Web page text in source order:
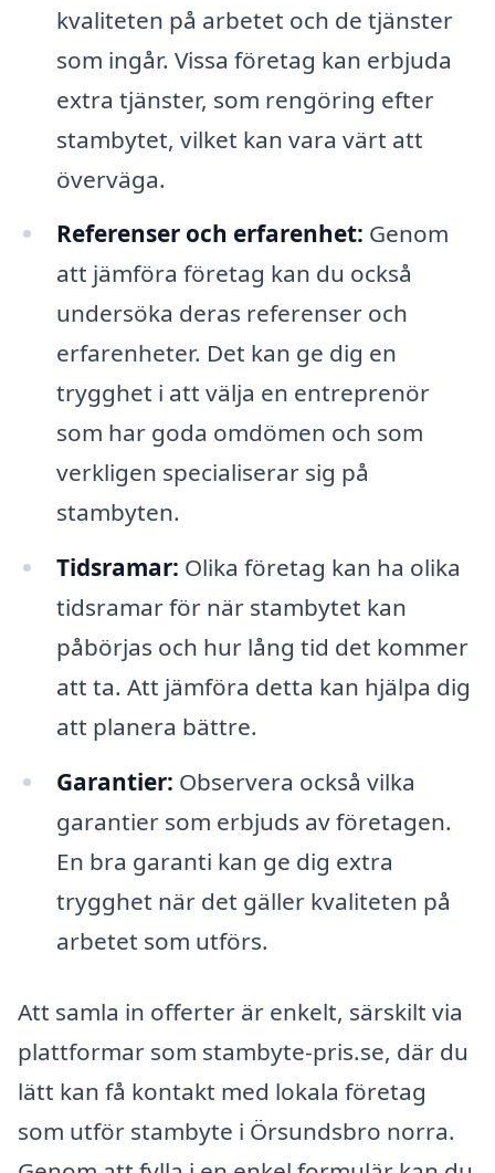
kvaliteten på arbetet och de tjänster
som ingår. Vissa företag kan erbjuda
extra tjänster, som rengöring efter
stambytet, vilket kan vara värt att
överväga.
Referenser och erfarenhet: Genom
att jämföra företag kan du också
undersöka deras referenser och
erfarenheter. Det kan ge dig en
trygghet i att välja en entreprenör
som har goda omdömen och som
verkligen specialiserar sig på
stambyten.
Tidsramar: Olika företag kan ha olika
tidsramar för när stambytet kan
påbörjas och hur lång tid det kommer
att ta. Att jämföra detta kan hjälpa dig
att planera bättre.
Garantier: Observera också vilka
garantier som erbjuds av företagen.
En bra garanti kan ge dig extra
trygghet när det gäller kvaliteten på
arbetet som utförs.
Att samla in offerter är enkelt, särskilt via
plattformar som stambyte-pris.se, där du
lätt kan få kontakt med lokala företag
som utför stambyte i Örsundsbro norra.